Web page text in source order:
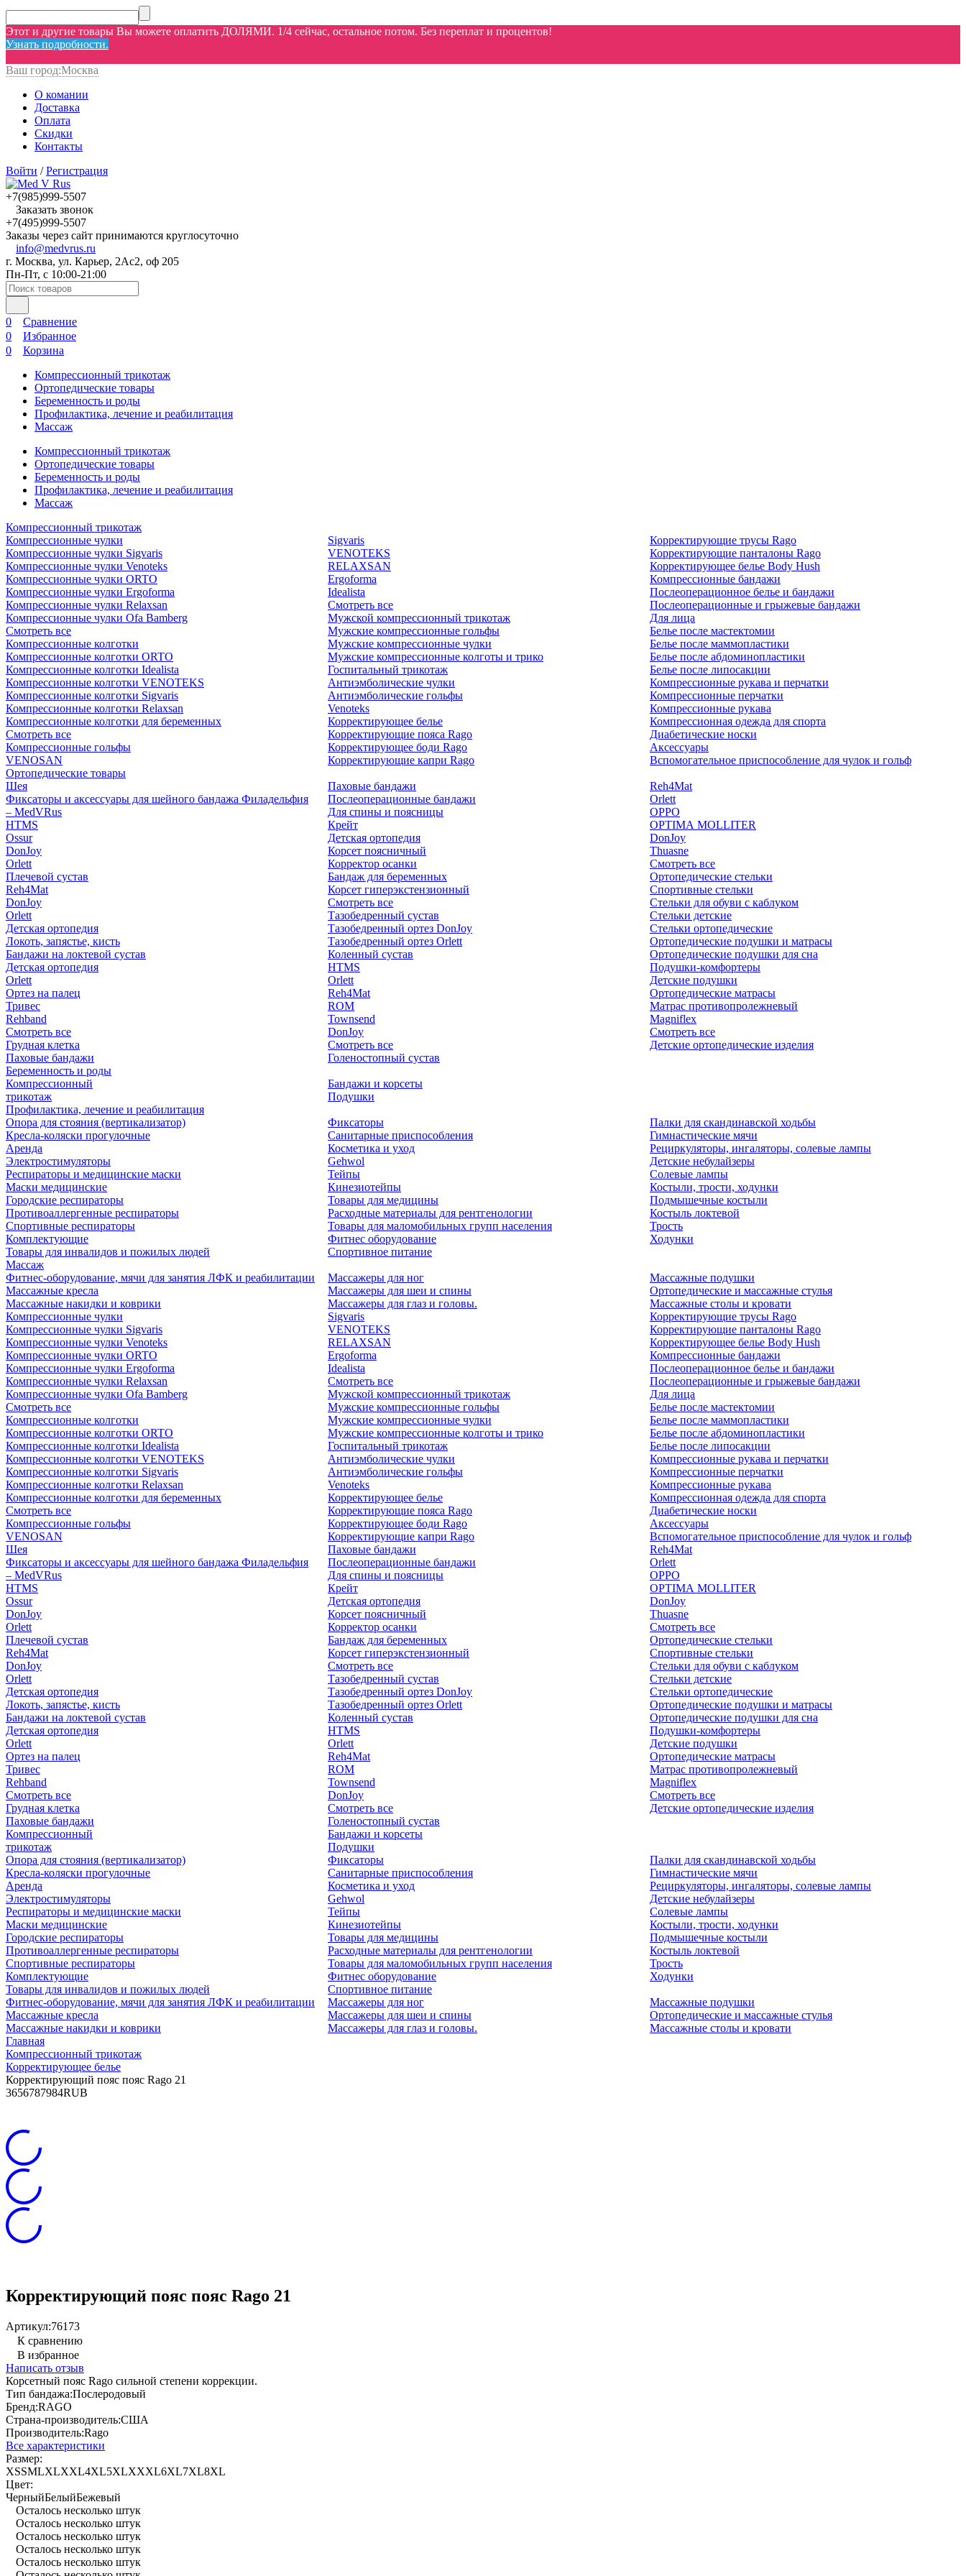
Этот и другие товары Вы можете оплатить ДОЛЯМИ. 1/4 сейчас, остальное потом. Без переплат и процентов!
Узнать подробности.
Ваш город:Москва
О комании
Доставка
Оплата
Скидки
Контакты
Войти /Регистрация
+7(985)999-5507
Заказать звонок
+7(495)999-5507
Заказы через сайт принимаются круглосуточно
info@medvrus.ru
г. Москва, ул. Карьер, 2Ас2, оф 205
Пн-Пт, с 10:00-21:00
0
Сравнение
0
Избранное
0
Корзина
Компрессионный трикотаж
Ортопедические товары
Беременность и роды
Профилактика, лечение и реабилитация
Массаж
Компрессионный трикотаж
Ортопедические товары
Беременность и роды
Профилактика, лечение и реабилитация
Массаж
Компрессионный трикотаж
Компрессионные чулки
Компрессионные чулки Sigvaris
Компрессионные чулки Venoteks
Компрессионные чулки ORTO
Компрессионные чулки Ergoforma
Компрессионные чулки Relaxsan
Компрессионные чулки Ofa Bamberg
Смотреть все
Компрессионные колготки
Компрессионные колготки ORTO
Компрессионные колготки Idealista
Компрессионные колготки VENOTEKS
Компрессионные колготки Sigvaris
Компрессионные колготки Relaxsan
Компрессионные колготки для беременных
Смотреть все
Компрессионные гольфы
VENOSAN
Sigvaris
VENOTEKS
RELAXSAN
Ergoforma
Idealista
Смотреть все
Мужской компрессионный трикотаж
Мужские компрессионные гольфы
Мужские компрессионные чулки
Мужские компрессионные колготы и трико
Госпитальный трикотаж
Антиэмболические чулки
Антиэмболические гольфы
Venoteks
Корректирующее белье
Корректирующие пояса Rago
Корректирующее боди Rago
Корректирующие капри Rago
Корректирующие трусы Rago
Корректирующие панталоны Rago
Корректирующее белье Body Hush
Компрессионные бандажи
Послеоперационное белье и бандажи
Послеоперационные и грыжевые бандажи
Для лица
Белье после мастектомии
Белье после маммопластики
Белье после абдоминопластики
Белье после липосакции
Компрессионные рукава и перчатки
Компрессионные перчатки
Компрессионные рукава
Компрессионная одежда для спорта
Диабетические носки
Аксессуары
Вспомогательное приспособление для чулок и гольф
Ортопедические товары
Шея
Фиксаторы и аксессуары для шейного бандажа Филадельфия
– MedVRus
HTMS
Ossur
DonJoy
Orlett
Плечевой сустав
Reh4Mat
DonJoy
Orlett
Детская ортопедия
Локоть, запястье, кисть
Бандажи на локтевой сустав
Детская ортопедия
Orlett
Ортез на палец
Тривес
Rehband
Смотреть все
Грудная клетка
Паховые бандажи
Паховые бандажи
Послеоперационные бандажи
Для спины и поясницы
Крейт
Детская ортопедия
Корсет поясничный
Корректор осанки
Бандаж для беременных
Корсет гиперэкстензионный
Смотреть все
Тазобедренный сустав
Тазобедренный ортез DonJoy
Тазобедренный ортез Orlett
Коленный сустав
HTMS
Orlett
Reh4Mat
ROM
Townsend
DonJoy
Смотреть все
Голеностопный сустав
Reh4Mat
Orlett
OPPO
OPTIMA MOLLITER
DonJoy
Thuasne
Смотреть все
Ортопедические стельки
Спортивные стельки
Стельки для обуви с каблуком
Стельки детские
Стельки ортопедические
Ортопедические подушки и матрасы
Ортопедические подушки для сна
Подушки-комфортеры
Детские подушки
Ортопедические матрасы
Матрас противопролежневый
Magniflex
Смотреть все
Детские ортопедические изделия
Беременность и роды
Компрессионный
трикотаж
Бандажи и корсеты
Подушки
Профилактика, лечение и реабилитация
Опора для стояния (вертикализатор)
Кресла-коляски прогулочные
Аренда
Электростимуляторы
Респираторы и медицинские маски
Маски медицинские
Городские респираторы
Противоаллергенные респираторы
Спортивные респираторы
Комплектующие
Товары для инвалидов и пожилых людей
Фиксаторы
Санитарные приспособления
Косметика и уход
Gehwol
Тейпы
Кинезиотейпы
Товары для медицины
Расходные материалы для рентгенологии
Товары для маломобильных групп населения
Фитнес оборудование
Спортивное питание
Палки для скандинавской ходьбы
Гимнастические мячи
Рециркуляторы, ингаляторы, солевые лампы
Детские небулайзеры
Солевые лампы
Костыли, трости, ходунки
Подмышечные костыли
Костыль локтевой
Трость
Ходунки
Массаж
Фитнес-оборудование, мячи для занятия ЛФК и реабилитации
Массажные кресла
Массажные накидки и коврики
Массажеры для ног
Массажеры для шеи и спины
Массажеры для глаз и головы.
Массажные подушки
Ортопедические и массажные стулья
Массажные столы и кровати
Компрессионные чулки
Компрессионные чулки Sigvaris
Компрессионные чулки Venoteks
Компрессионные чулки ORTO
Компрессионные чулки Ergoforma
Компрессионные чулки Relaxsan
Компрессионные чулки Ofa Bamberg
Смотреть все
Компрессионные колготки
Компрессионные колготки ORTO
Компрессионные колготки Idealista
Компрессионные колготки VENOTEKS
Компрессионные колготки Sigvaris
Компрессионные колготки Relaxsan
Компрессионные колготки для беременных
Смотреть все
Компрессионные гольфы
VENOSAN
Sigvaris
VENOTEKS
RELAXSAN
Ergoforma
Idealista
Смотреть все
Мужской компрессионный трикотаж
Мужские компрессионные гольфы
Мужские компрессионные чулки
Мужские компрессионные колготы и трико
Госпитальный трикотаж
Антиэмболические чулки
Антиэмболические гольфы
Venoteks
Корректирующее белье
Корректирующие пояса Rago
Корректирующее боди Rago
Корректирующие капри Rago
Корректирующие трусы Rago
Корректирующие панталоны Rago
Корректирующее белье Body Hush
Компрессионные бандажи
Послеоперационное белье и бандажи
Послеоперационные и грыжевые бандажи
Для лица
Белье после мастектомии
Белье после маммопластики
Белье после абдоминопластики
Белье после липосакции
Компрессионные рукава и перчатки
Компрессионные перчатки
Компрессионные рукава
Компрессионная одежда для спорта
Диабетические носки
Аксессуары
Вспомогательное приспособление для чулок и гольф
Шея
Фиксаторы и аксессуары для шейного бандажа Филадельфия
– MedVRus
HTMS
Ossur
DonJoy
Orlett
Плечевой сустав
Reh4Mat
DonJoy
Orlett
Детская ортопедия
Локоть, запястье, кисть
Бандажи на локтевой сустав
Детская ортопедия
Orlett
Ортез на палец
Тривес
Rehband
Смотреть все
Грудная клетка
Паховые бандажи
Паховые бандажи
Послеоперационные бандажи
Для спины и поясницы
Крейт
Детская ортопедия
Корсет поясничный
Корректор осанки
Бандаж для беременных
Корсет гиперэкстензионный
Смотреть все
Тазобедренный сустав
Тазобедренный ортез DonJoy
Тазобедренный ортез Orlett
Коленный сустав
HTMS
Orlett
Reh4Mat
ROM
Townsend
DonJoy
Смотреть все
Голеностопный сустав
Reh4Mat
Orlett
OPPO
OPTIMA MOLLITER
DonJoy
Thuasne
Смотреть все
Ортопедические стельки
Спортивные стельки
Стельки для обуви с каблуком
Стельки детские
Стельки ортопедические
Ортопедические подушки и матрасы
Ортопедические подушки для сна
Подушки-комфортеры
Детские подушки
Ортопедические матрасы
Матрас противопролежневый
Magniflex
Смотреть все
Детские ортопедические изделия
Компрессионный
трикотаж
Бандажи и корсеты
Подушки
Опора для стояния (вертикализатор)
Кресла-коляски прогулочные
Аренда
Электростимуляторы
Респираторы и медицинские маски
Маски медицинские
Городские респираторы
Противоаллергенные респираторы
Спортивные респираторы
Комплектующие
Товары для инвалидов и пожилых людей
Фиксаторы
Санитарные приспособления
Косметика и уход
Gehwol
Тейпы
Кинезиотейпы
Товары для медицины
Расходные материалы для рентгенологии
Товары для маломобильных групп населения
Фитнес оборудование
Спортивное питание
Палки для скандинавской ходьбы
Гимнастические мячи
Рециркуляторы, ингаляторы, солевые лампы
Детские небулайзеры
Солевые лампы
Костыли, трости, ходунки
Подмышечные костыли
Костыль локтевой
Трость
Ходунки
Фитнес-оборудование, мячи для занятия ЛФК и реабилитации
Массажные кресла
Массажные накидки и коврики
Массажеры для ног
Массажеры для шеи и спины
Массажеры для глаз и головы.
Массажные подушки
Ортопедические и массажные стулья
Массажные столы и кровати
Главная
Компрессионный трикотаж
Корректирующее белье
Корректирующий пояс пояс Rago 21
3656787984RUB
Корректирующий пояс пояс Rago 21
Артикул:76173
К сравнению
В избранное
Написать отзыв
Корсетный пояс Rago сильной степени коррекции.
Тип бандажа:Послеродовый
Бренд:RAGO
Страна-производитель:США
Производитель:Rago
Все характеристики
Размер:
XSSMLXLXXL4XL5XLXXXL6XL7XL8XL
Цвет:
ЧерныйБелыйБежевый
Осталось несколько штук
Осталось несколько штук
Осталось несколько штук
Осталось несколько штук
Осталось несколько штук